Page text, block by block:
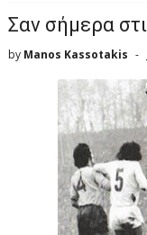
Σαν σήμερα
by Manos Kassotakis